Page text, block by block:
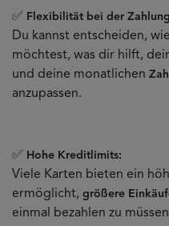
✅ Flexibilität bei der
Du kannst entscheiden,
möchtest, was dir hilft,
und deine monatlichen
anzupassen.
✅ Hohe Kreditlimits:
Viele Karten bieten ein
ermöglicht, größere
einmal bezahlen zu